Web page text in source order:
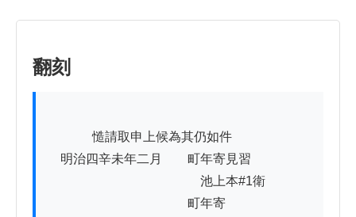
翻刻
明治四辛未年二月　　町年寄見習
池上本#1衛
町年寄